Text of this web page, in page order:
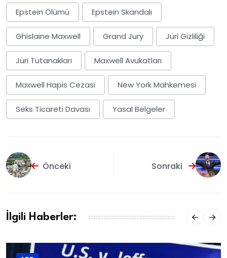
Epstein Ölümü Epstein Skandalı
Ghislaine Maxwell Grand Jury Jüri Gizliliği
Jüri Tutanakları Maxwell Avukatları
Maxwell Hapis Cezası New York Mahkemesi
Seks Ticareti Davası Yasal Belgeler
Önceki Sonraki
İlgili Haberler: